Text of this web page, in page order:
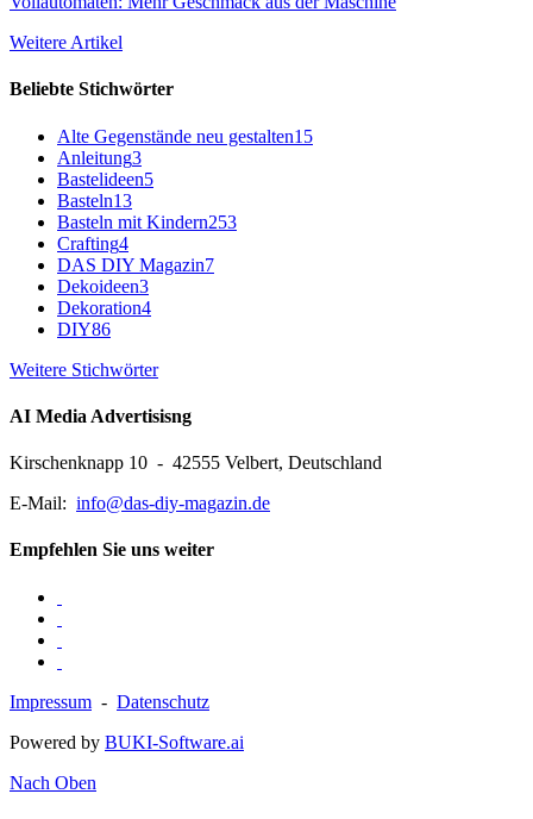
Weitere Artikel
Beliebte Stichwörter
Alte Gegenstände neu gestalten15
Anleitung3
Bastelideen5
Basteln13
Basteln mit Kindern253
Crafting4
DAS DIY Magazin7
Dekoideen3
Dekoration4
DIY86
Weitere Stichwörter
AI Media Advertisisng
Kirschenknapp 10 - 42555 Velbert, Deutschland
E-Mail: info@das-diy-magazin.de
Empfehlen Sie uns weiter
Impressum - Datenschutz
Powered by BUKI-Software.ai
Nach Oben